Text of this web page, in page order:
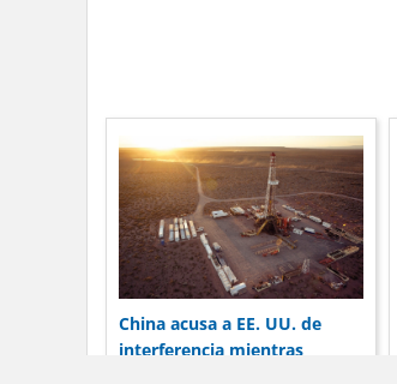
China acusa a EE. UU. de
interferencia mientras